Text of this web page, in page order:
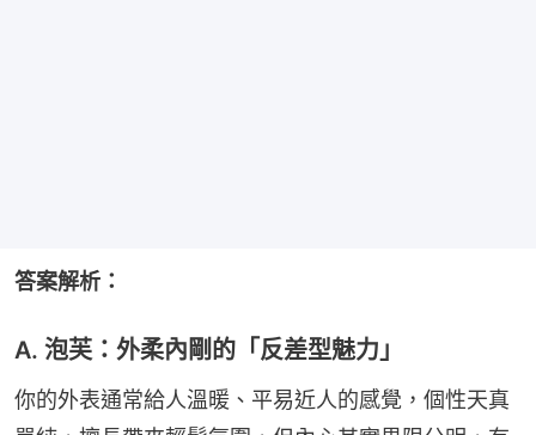
答案解析：
A. 泡芙：外柔內剛的「反差型魅力」
你的外表通常給人溫暖、平易近人的感覺，個性天真